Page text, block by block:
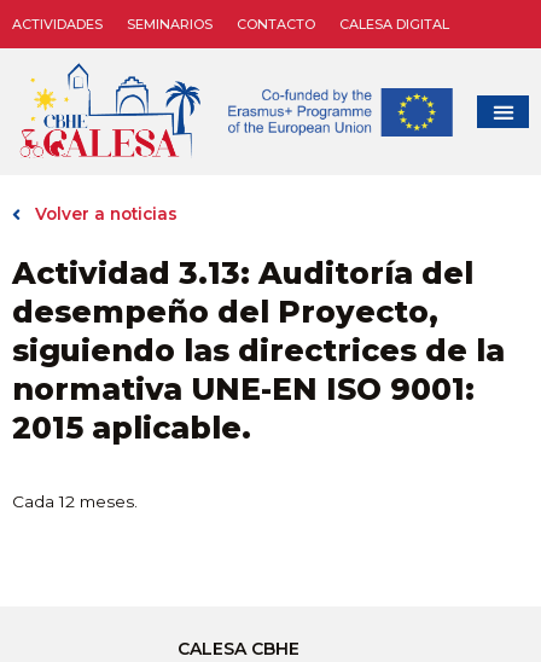
ACTIVIDADES SEMINARIOS CONTACTO CALESA DIGITAL
Volver a noticias
Actividad 3.13: Auditoría del
desempeño del Proyecto,
siguiendo las directrices de la
normativa UNE-EN ISO 9001:
2015 aplicable.
Cada 12 meses.
CALESA CBHE